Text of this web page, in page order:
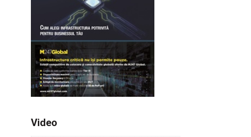
Video